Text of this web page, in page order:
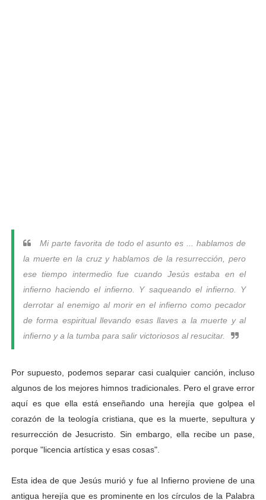
Mi parte favorita de todo el asunto es ... hablamos de
la muerte en la cruz y hablamos de la resurrección, pero
ese tiempo intermedio fue cuando Jesús estaba en el
infierno haciendo el infierno. Y saqueando el infierno. Y
derrotar al enemigo al morir en el infierno como pecador
de forma espiritual llevando esas llaves a la muerte y al
infierno y a la tumba para salir victoriosos al resucitar.
Por supuesto, podemos separar casi cualquier canción, incluso
algunos de los mejores himnos tradicionales. Pero el grave error
aquí es que ella está enseñando una herejía que golpea el
corazón de la teología cristiana, que es la muerte, sepultura y
resurrección de Jesucristo. Sin embargo, ella recibe un pase,
porque "licencia artística y esas cosas".
Esta idea de que Jesús murió y fue al Infierno proviene de una
antigua herejía que es prominente en los círculos de la Palabra